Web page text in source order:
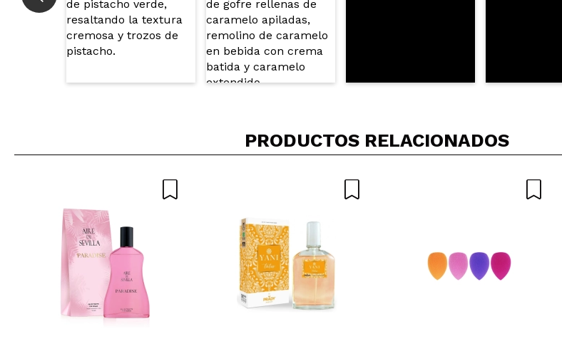
PRODUCTOS RELACIONADOS